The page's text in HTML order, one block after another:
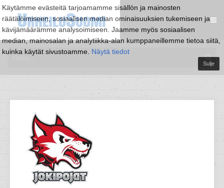
Käytämme evästeitä tarjoamamme sisällön ja mainosten
räätälöimiseen, sosiaalisen median ominaisuuksien tukemiseen ja
kävijämäärämme analysoimiseen. Jaamme myös sosiaalisen
median, mainosalan ja analytiikka-alan kumppaneillemme tietoa siitä,
kuinka käytät sivustoamme. Näytä tiedot
Sulje